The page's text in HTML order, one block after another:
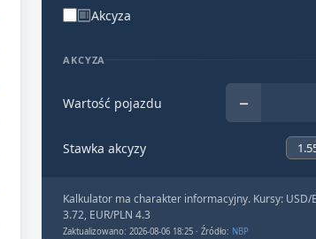
Akcyza
AKCYZA
Wartość pojazdu −
Stawka akcyzy
Kalkulator ma charakter informacyjny. Kursy: USD/
3.72, EUR/PLN 4.3
Zaktualizowano: 2026-08-06 18:25 · Źródło: NBP